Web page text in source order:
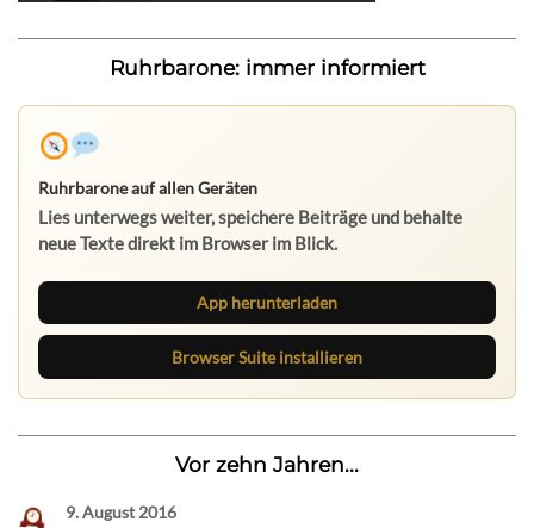
Ruhrbarone: immer informiert
Ruhrbarone auf allen Geräten
Lies unterwegs weiter, speichere Beiträge und behalte
neue Texte direkt im Browser im Blick.
App herunterladen
Browser Suite installieren
Vor zehn Jahren...
9. August 2016